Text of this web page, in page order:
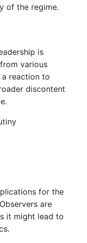
of the regime.
is
various
reaction to
discontent
for the
are
it might lead to